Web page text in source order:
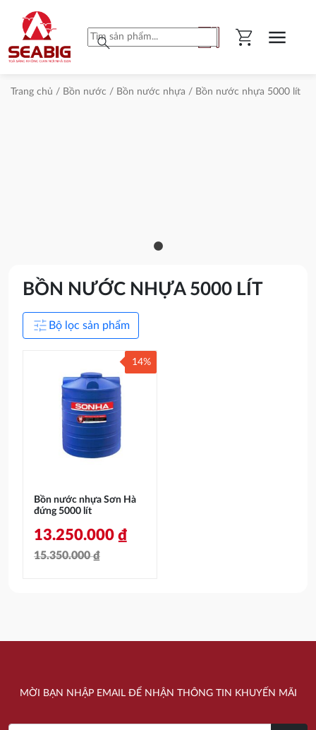
search shopping_cart menu
Trang chủ / Bồn nước / Bồn nước nhựa / Bồn nước nhựa 5000 lít
BỒN NƯỚC NHỰA 5000 LÍT
tune Bộ lọc sản phẩm
Bồn nước nhựa Sơn Hà
đứng 5000 lít
15.350.000₫
15.350.000 ₫.
13.250.000 ₫
là:
14%
MỜI BẠN NHẬP EMAIL ĐỂ NHẬN THÔNG TIN KHUYẾN MÃI